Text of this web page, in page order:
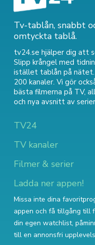
Tv-tablån, snabbt
omtyckta tablå.
tv24.se hjälper dig att
Slipp krångel med
istället tablån på
200 kanaler. Vi gör
bästa filmerna på TV,
och nya avsnitt av serier
TV24
TV kanaler
Filmer & serier
Ladda ner appen!
Missa inte dina
appen och få tillgång till
din egen watchlist,
till en annonsfri